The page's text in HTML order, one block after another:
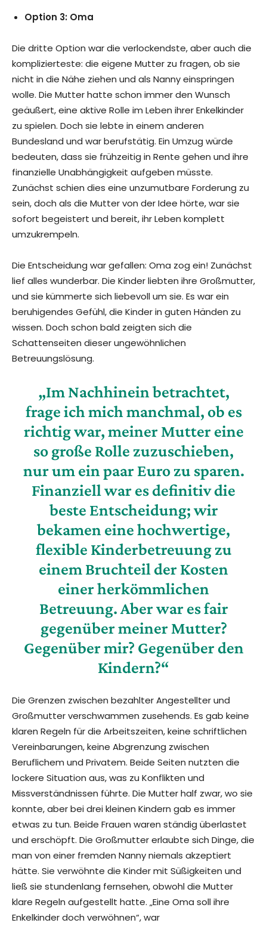
Option 3: Oma
Die dritte Option war die verlockendste, aber auch die
komplizierteste: die eigene Mutter zu fragen, ob sie
nicht in die Nähe ziehen und als Nanny einspringen
wolle. Die Mutter hatte schon immer den Wunsch
geäußert, eine aktive Rolle im Leben ihrer Enkelkinder
zu spielen. Doch sie lebte in einem anderen
Bundesland und war berufstätig. Ein Umzug würde
bedeuten, dass sie frühzeitig in Rente gehen und ihre
finanzielle Unabhängigkeit aufgeben müsste.
Zunächst schien dies eine unzumutbare Forderung zu
sein, doch als die Mutter von der Idee hörte, war sie
sofort begeistert und bereit, ihr Leben komplett
umzukrempeln.
Die Entscheidung war gefallen: Oma zog ein! Zunächst
lief alles wunderbar. Die Kinder liebten ihre Großmutter,
und sie kümmerte sich liebevoll um sie. Es war ein
beruhigendes Gefühl, die Kinder in guten Händen zu
wissen. Doch schon bald zeigten sich die
Schattenseiten dieser ungewöhnlichen
Betreuungslösung.
„Im Nachhinein betrachtet,
frage ich mich manchmal, ob es
richtig war, meiner Mutter eine
so große Rolle zuzuschieben,
nur um ein paar Euro zu sparen.
Finanziell war es definitiv die
beste Entscheidung; wir
bekamen eine hochwertige,
flexible Kinderbetreuung zu
einem Bruchteil der Kosten
einer herkömmlichen
Betreuung. Aber war es fair
gegenüber meiner Mutter?
Gegenüber mir? Gegenüber den
Kindern?“
Die Grenzen zwischen bezahlter Angestellter und
Großmutter verschwammen zusehends. Es gab keine
klaren Regeln für die Arbeitszeiten, keine schriftlichen
Vereinbarungen, keine Abgrenzung zwischen
Beruflichem und Privatem. Beide Seiten nutzten die
lockere Situation aus, was zu Konflikten und
Missverständnissen führte. Die Mutter half zwar, wo sie
konnte, aber bei drei kleinen Kindern gab es immer
etwas zu tun. Beide Frauen waren ständig überlastet
und erschöpft. Die Großmutter erlaubte sich Dinge, die
man von einer fremden Nanny niemals akzeptiert
hätte. Sie verwöhnte die Kinder mit Süßigkeiten und
ließ sie stundenlang fernsehen, obwohl die Mutter
klare Regeln aufgestellt hatte. „Eine Oma soll ihre
Enkelkinder doch verwöhnen“, war